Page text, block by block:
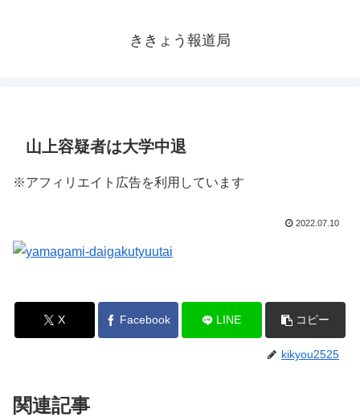
ききょう報道局
山上容疑者は大学中退
※アフィリエイト広告を利用しています
2022.07.10
X Facebook LINE コピー
kikyou2525
関連記事